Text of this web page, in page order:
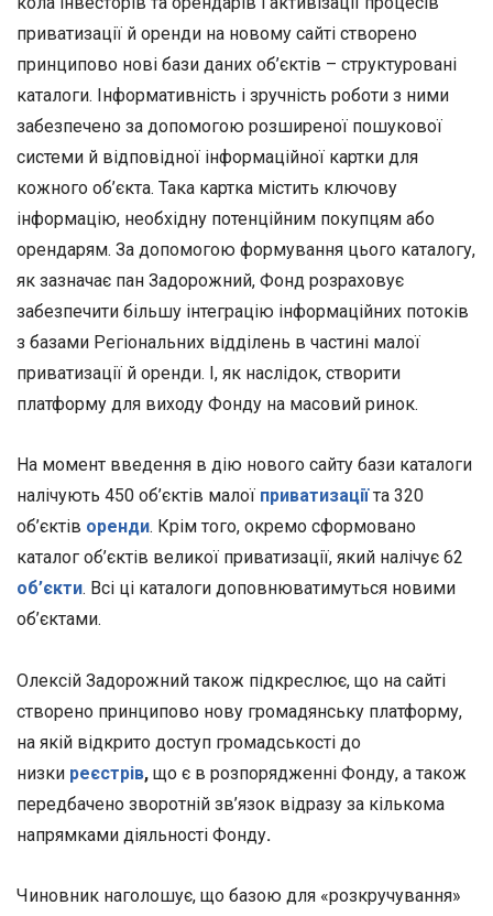
приватизації й оренди на новому сайті створено
принципово нові бази даних об’єктів – структуровані
каталоги. Інформативність і зручність роботи з ними
забезпечено за допомогою розширеної пошукової
системи й відповідної інформаційної картки для
кожного об’єкта. Така картка містить ключову
інформацію, необхідну потенційним покупцям або
орендарям. За допомогою формування цього каталогу,
як зазначає пан Задорожний, Фонд розраховує
забезпечити більшу інтеграцію інформаційних потоків
з базами Регіональних відділень в частині малої
приватизації й оренди. І, як наслідок, створити
платформу для виходу Фонду на масовий ринок.
На момент введення в дію нового сайту бази каталоги
налічують 450 об’єктів малої приватизаціїта 320
об’єктів оренди. Крім того, окремо сформовано
каталог об’єктів великої приватизації, який налічує 62
об’єкти. Всі ці каталоги доповнюватимуться новими
об’єктами.
Олексій Задорожний також підкреслює, що на сайті
створено принципово нову громадянську платформу,
на якій відкрито доступ громадськості до
низки реєстрів, що є в розпорядженні Фонду, а також
передбачено зворотній зв’язок відразу за кількома
напрямками діяльності Фонду.
Чиновник наголошує, що базою для «розкручування»